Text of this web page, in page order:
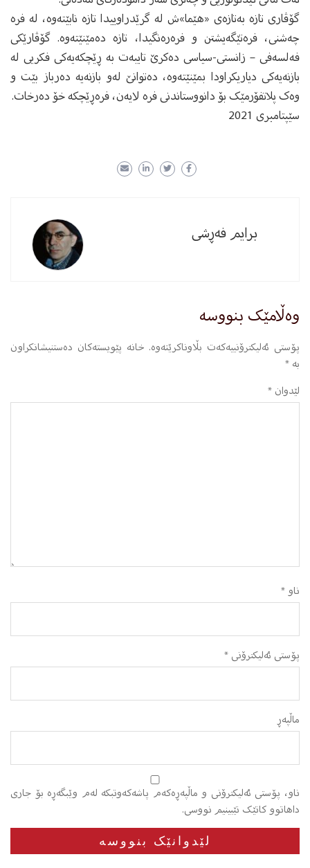
گۆڤاری تازه‌ به‌تازه‌ی «هێما»ش له‌ گرێدراوییدا تازه‌ نابێته‌وه‌، له‌ فره‌
چه‌شنی، فره‌تێگه‌یشتن و فره‌ره‌نگیدا، تازه‌ ده‌مێنێته‌وه‌. گۆڤارێکی
فەلسەفی – زانستی-سیاسی دەکرێ تایبەت به‌ ڕێچکه‌یه‌کی فکریی له‌
بازنه‌یه‌کی دیاریکراودا بمێنێتەوە، دەتوانێ لەو بازنەیە دەرباز بێت و
وەک پلاتفۆرمێک بۆ دانووستاندنی فره‌ لایه‌ن، فرەڕێچکە خۆ دەرخات.
سێپتامبری 2021
برایم فەڕشی
وەڵامێک بنووسە
پۆستی ئەلیکترۆنییەکەت بڵاوناکرێتەوە. خانە پێویستەکان دەستنیشانکراون
بە*
لێدوان*
ناو*
پۆستی ئەلیکترۆنی*
ماڵپه‌ڕ
ناو، پۆستی ئەلیکترۆنی و ماڵپەڕەکەم پاشەکەوتبکە لەم وێبگەڕە بۆ جاری
داهاتوو کاتێک تێبینیم نووسی.